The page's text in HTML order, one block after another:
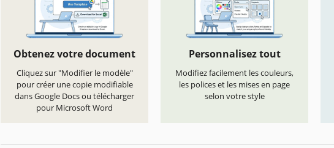
Obtenez votre document
Cliquez sur "Modifier le modèle"
pour créer une copie modifiable
dans Google Docs ou télécharger
pour Microsoft Word
Personnalisez tout
Modifiez facilement les couleurs,
les polices et les mises en page
selon votre style